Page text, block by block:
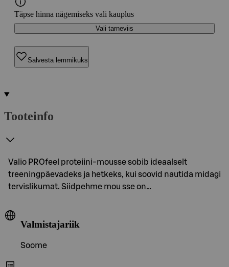
Täpse hinna nägemiseks vali kauplus
Vali tarneviis
Salvesta lemmikuks
Tooteinfo
Valio PROfeel proteiini-mousse sobib ideaalselt
treeningpäevadeks ja hetkeks, kui soovid nautida midagi
tervislikumat. Siidpehme mou sse on…
Valmistajariik
Soome